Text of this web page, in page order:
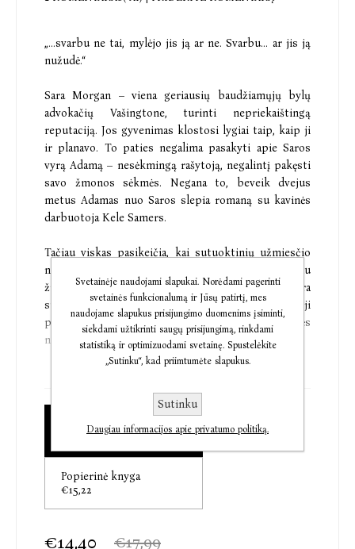
„...svarbu ne tai, mylėjo jis ją ar ne. Svarbu... ar jis ją
nužudė.“
Sara Morgan – viena geriausių baudžiamųjų bylų
advokačių Vašingtone, turinti nepriekaištingą
reputaciją. Jos gyvenimas klostosi lygiai taip, kaip ji
ir planavo. To paties negalima pasakyti apie Saros
vyrą Adamą – nesėkmingą rašytoją, negalintį pakęsti
savo žmonos sėkmės. Negana to, beveik dvejus
metus Adamas nuo Saros slepia romaną su kavinės
darbuotoja Kele Samers.
Tačiau viskas pasikeičia, kai sutuoktinių užmiesčio
namuose randamas Kelės kūnas, o pagrindiniu
žmogžudystės įtariamuoju tampa Adamas. Sara
susiduria su sudėtingiausia byla savo karjeroje: ji
pasiryžusi ginti Adamą, kuriam už savo meilužės
nužudymą gresia mirties bausmė.
santykių su Kele, lieka klausimas: ar jis kaltas ir dėl
karalienė.“
Colleen Hoover
Audioknyga
€14,40
Popierinė knyga
€15,22
€14,40 €17,99
Svetainėje naudojami slapukai. Norėdami pagerinti
svetainės funkcionalumą ir Jūsų patirtį, mes
naudojame slapukus prisijungimo duomenims įsiminti,
siekdami užtikrinti saugų prisijungimą, rinkdami
statistiką ir optimizuodami svetainę. Spustelėkite
„Sutinku“, kad priimtumėte slapukus.
Sutinku
Daugiau informacijos apie privatumo politiką.